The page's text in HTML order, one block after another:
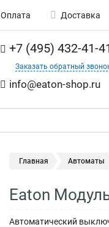
Оплата Доставка
+7 (495) 432-41-
Заказать обратный
info@eaton-shop.ru
Главная Автоматы
Eaton
Автоматический